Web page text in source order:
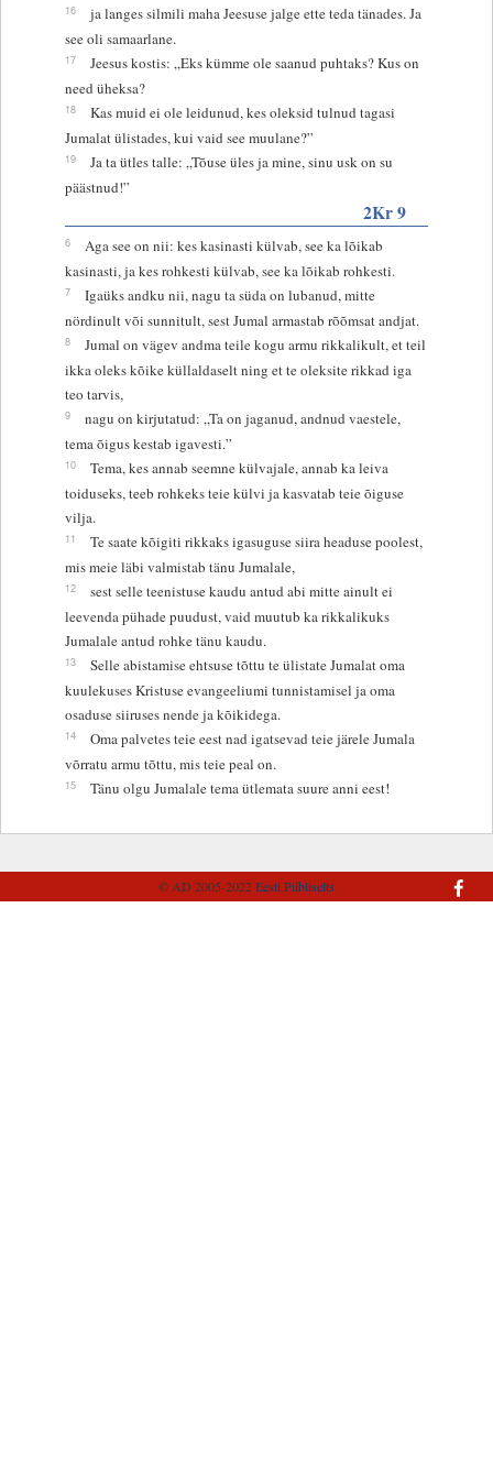
16
ja langes silmili maha Jeesuse jalge ette teda tänades. Ja
see oli samaarlane.
17
Jeesus kostis: „Eks kümme ole saanud puhtaks? Kus on
need üheksa?
18
Kas muid ei ole leidunud, kes oleksid tulnud tagasi
Jumalat ülistades, kui vaid see muulane?”
19
Ja ta ütles talle: „Tõuse üles ja mine, sinu usk on su
päästnud!”
2Kr 9
6
Aga see on nii: kes kasinasti külvab, see ka lõikab
kasinasti, ja kes rohkesti külvab, see ka lõikab rohkesti.
7
Igaüks andku nii, nagu ta süda on lubanud, mitte
nördinult või sunnitult, sest Jumal armastab rõõmsat andjat.
8
Jumal on vägev andma teile kogu armu rikkalikult, et teil
ikka oleks kõike küllaldaselt ning et te oleksite rikkad iga
teo tarvis,
9
nagu on kirjutatud: „Ta on jaganud, andnud vaestele,
tema õigus kestab igavesti.”
10
Tema, kes annab seemne külvajale, annab ka leiva
toiduseks, teeb rohkeks teie külvi ja kasvatab teie õiguse
vilja.
11
Te saate kõigiti rikkaks igasuguse siira headuse poolest,
mis meie läbi valmistab tänu Jumalale,
12
sest selle teenistuse kaudu antud abi mitte ainult ei
leevenda pühade puudust, vaid muutub ka rikkalikuks
Jumalale antud rohke tänu kaudu.
13
Selle abistamise ehtsuse tõttu te ülistate Jumalat oma
kuulekuses Kristuse evangeeliumi tunnistamisel ja oma
osaduse siiruses nende ja kõikidega.
14
Oma palvetes teie eest nad igatsevad teie järele Jumala
võrratu armu tõttu, mis teie peal on.
15 Tänu olgu Jumalale tema ütlemata suure anni eest!
© AD 2005-2022Eesti Piibliselts